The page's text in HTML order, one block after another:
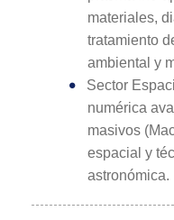
materiales,
tratamiento
ambiental y
Sector
numérica
masivos
espacial y
astronómica.